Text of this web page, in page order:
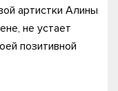
артистки Алины
не устает
позитивной